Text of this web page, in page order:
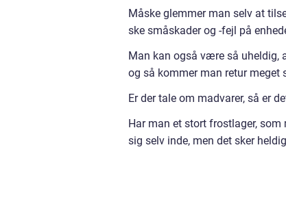
Måske glemmer man selv at
ske småskader og -fejl på
Man kan også være så uheldig,
og så kommer man retur meget
Er der tale om madvarer, så er
Har man et stort frostlager,
sig selv inde, men det sker